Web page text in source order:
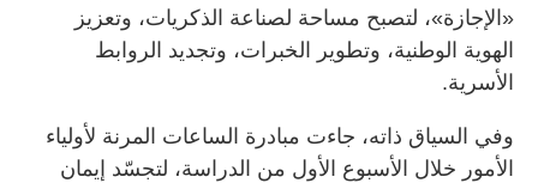
«الإجازة»، لتصبح مساحة لصناعة الذكريات، وتعزيز
الهوية الوطنية، وتطوير الخبرات، وتجديد الروابط
الأسرية.
وفي السياق ذاته، جاءت مبادرة الساعات المرنة لأولياء
الأمور خلال الأسبوع الأول من الدراسة، لتجسّد إيمان